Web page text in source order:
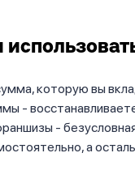
которую вы
-
-
а